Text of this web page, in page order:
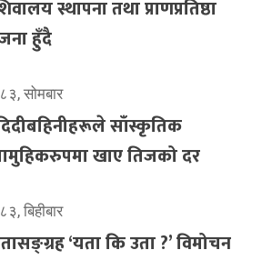
स्थापना तथा प्राणप्रतिष्ठा
हुँदै
सोमबार
साँस्कृतिक
खाए तिजको दर
बिहीबार
‘यता कि उता ?’ विमोचन